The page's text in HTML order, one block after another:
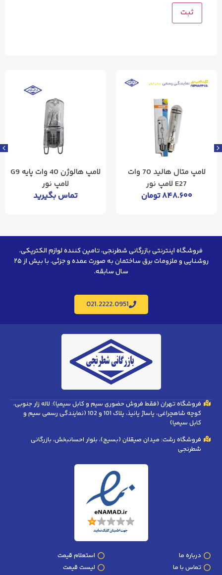
لامپ متال هالید 70 وات
E27 لامپ نور
۸۴۸.۶۰۰تومان
لامپ هالوژن 40 وات پایه G9
لامپ نور
تماس بگیرید
فروشگاه اینترنتی بازرگانی شطرنجی، تامین کننده لوازم الکتریکی،
روشنایی و ملزومات برق ساختمان به صورت عمده و جزئی. با بیش از ۲۵
سال سابقه.
021.2222.0951
فروشگاه تهران (فقط فروش حضوری سیم و کابل سیمیا): لاله زار جنوبی،
کوچه شاهچراغی، پاساژ پانیذ، پلاک 101 و 102 (نمایندگی رسمی سیم و
کابل سیمیا)
فروشگاه رشت: میدان صیقلان (بسیج)، بلوار احسانبخش، بازرگانی
شطرنجی
درباره ما
تماس با ما
استعلام قیمت
لیست قیمت